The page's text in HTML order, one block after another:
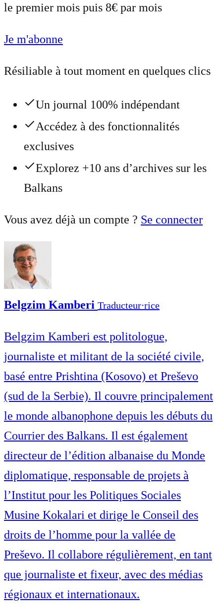
le premier mois puis 8€ par mois
Je m'abonne
Résiliable à tout moment en quelques clics
Un journal 100% indépendant
Accédez à des fonctionnalités
exclusives
Explorez +10 ans d’archives sur les
Balkans
Vous avez déjà un compte ? Se connecter
Belgzim Kamberi Traducteur⋅rice
Belgzim Kamberi est politologue,
journaliste et militant de la société civile,
basé entre Prishtina (Kosovo) et Preševo
(sud de la Serbie). Il couvre principalement
le monde albanophone depuis les débuts du
Courrier des Balkans. Il est également
directeur de l’édition albanaise du Monde
diplomatique, responsable de projets à
l’Institut pour les Politiques Sociales
Musine Kokalari et dirige le Conseil des
droits de l’homme pour la vallée de
Preševo. Il collabore régulièrement, en tant
que journaliste et fixeur, avec des médias
régionaux et internationaux.